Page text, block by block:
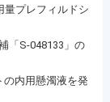
プレフィルドシ
「S-048133」の
内用懸濁液を発